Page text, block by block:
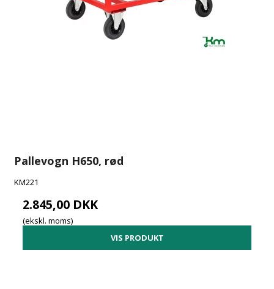
Pallevogn H650, rød
KM221
2.845,00 DKK
(ekskl. moms)
VIS PRODUKT